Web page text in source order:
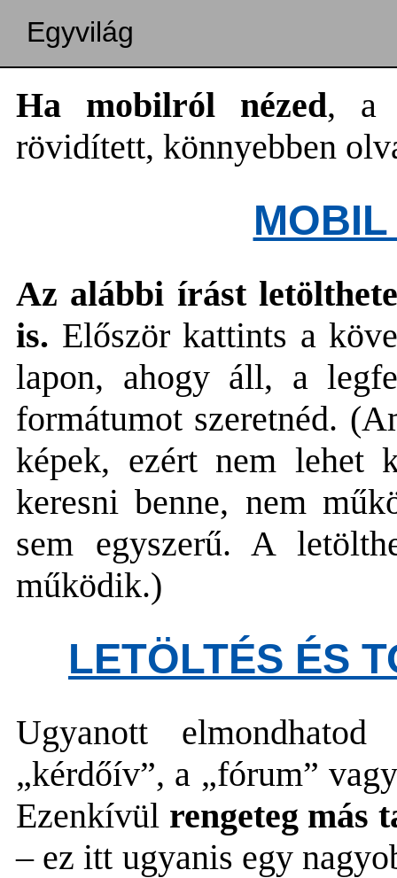
Egyvilág
Ha mobilról nézed, a
rövidített, könnyebben
Az alábbi írást
is. Először kattints a
lapon, ahogy áll, a
formátumot szeretnéd.
képek, ezért nem lehet
keresni benne, nem
sem egyszerű. A
működik.)
LETÖLTÉS ÉS
Ugyanott
„kérdőív”, a „fórum”
Ezenkívül rengeteg más
– ez itt ugyanis egy